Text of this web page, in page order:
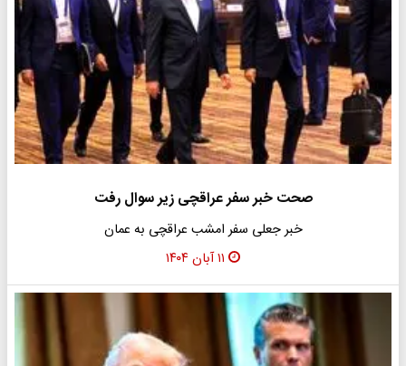
صحت خبر سفر عراقچی زیر سوال رفت
خبر جعلی سفر امشب عراقچی به عمان
۱۱ آبان ۱۴۰۴